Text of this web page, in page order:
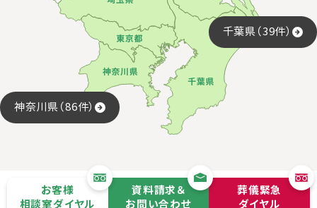
千葉県（39件）
神奈川県（86件）
お客様
相談室ダイヤル
資料請求＆
お問い合わせ
葬儀緊急
ダイヤル